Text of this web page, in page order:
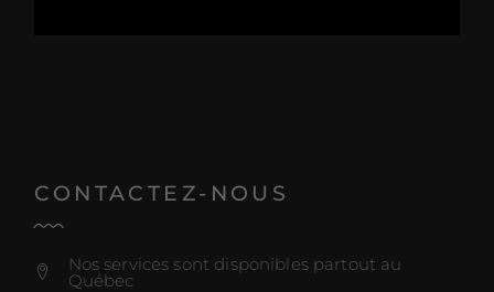
CONTACTEZ-NOUS
Nos services sont disponibles partout au
Québec